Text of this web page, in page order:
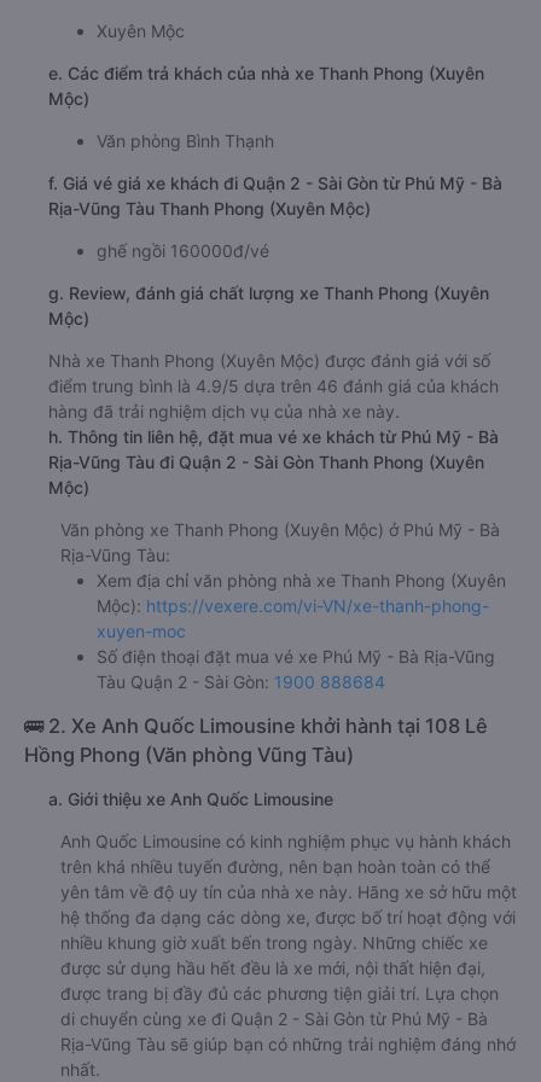
Xuyên Mộc
e. Các điểm trả khách của nhà xe Thanh Phong (Xuyên
Mộc)
Văn phòng Bình Thạnh
f. Giá vé giá xe khách đi Quận 2 - Sài Gòn từ Phú Mỹ - Bà
Rịa-Vũng Tàu Thanh Phong (Xuyên Mộc)
ghế ngồi 160000đ/vé
g. Review, đánh giá chất lượng xe Thanh Phong (Xuyên
Mộc)
Nhà xe Thanh Phong (Xuyên Mộc) được đánh giá với số
điểm trung bình là 4.9/5 dựa trên 46 đánh giá của khách
hàng đã trải nghiệm dịch vụ của nhà xe này.
h. Thông tin liên hệ, đặt mua vé xe khách từ Phú Mỹ - Bà
Rịa-Vũng Tàu đi Quận 2 - Sài Gòn Thanh Phong (Xuyên
Mộc)
Văn phòng xe Thanh Phong (Xuyên Mộc) ở Phú Mỹ - Bà
Rịa-Vũng Tàu:
Xem địa chỉ văn phòng nhà xe Thanh Phong (Xuyên
Mộc): https://vexere.com/vi-VN/xe-thanh-phong-
xuyen-moc
Số điện thoại đặt mua vé xe Phú Mỹ - Bà Rịa-Vũng
Tàu Quận 2 - Sài Gòn: 1900 888684
🚌 2. Xe Anh Quốc Limousine khởi hành tại 108 Lê
Hồng Phong (Văn phòng Vũng Tàu)
a. Giới thiệu xe Anh Quốc Limousine
Anh Quốc Limousine có kinh nghiệm phục vụ hành khách
trên khá nhiều tuyến đường, nên bạn hoàn toàn có thể
yên tâm về độ uy tín của nhà xe này. Hãng xe sở hữu một
hệ thống đa dạng các dòng xe, được bố trí hoạt động với
nhiều khung giờ xuất bến trong ngày. Những chiếc xe
được sử dụng hầu hết đều là xe mới, nội thất hiện đại,
được trang bị đầy đủ các phương tiện giải trí. Lựa chọn
di chuyển cùng xe đi Quận 2 - Sài Gòn từ Phú Mỹ - Bà
Rịa-Vũng Tàu sẽ giúp bạn có những trải nghiệm đáng nhớ
nhất.